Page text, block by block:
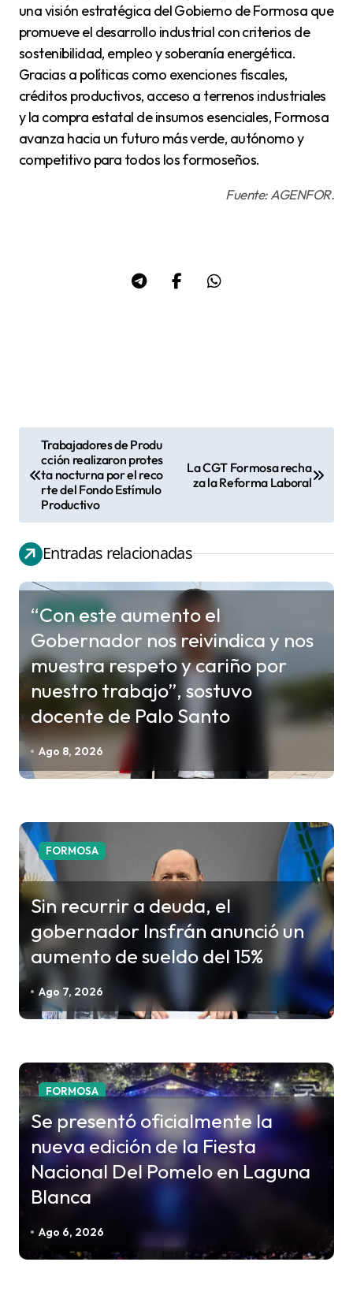
una visión estratégica del Gobierno de Formosa que
promueve el desarrollo industrial con criterios de
sostenibilidad, empleo y soberanía energética.
Gracias a políticas como exenciones fiscales,
créditos productivos, acceso a terrenos industriales
y la compra estatal de insumos esenciales, Formosa
avanza hacia un futuro más verde, autónomo y
competitivo para todos los formoseños.
Fuente: AGENFOR.
e
g
a
c
n
d
e
e
n
t
a
d
a
s
Trabajadores de Produ
cción realizaron protes
ta nocturna por el reco
rte del Fondo Estímulo
Productivo
La CGT Formosa recha
za la Reforma Laboral
Entradas relacionadas
FORMOSA
“Con este aumento el
Gobernador nos reivindica y nos
muestra respeto y cariño por
nuestro trabajo”, sostuvo
docente de Palo Santo
Ago 8, 2026
FORMOSA
Sin recurrir a deuda, el
gobernador Insfrán anunció un
aumento de sueldo del 15%
Ago 7, 2026
FORMOSA
Se presentó oficialmente la
nueva edición de la Fiesta
Nacional Del Pomelo en Laguna
Blanca
Ago 6, 2026